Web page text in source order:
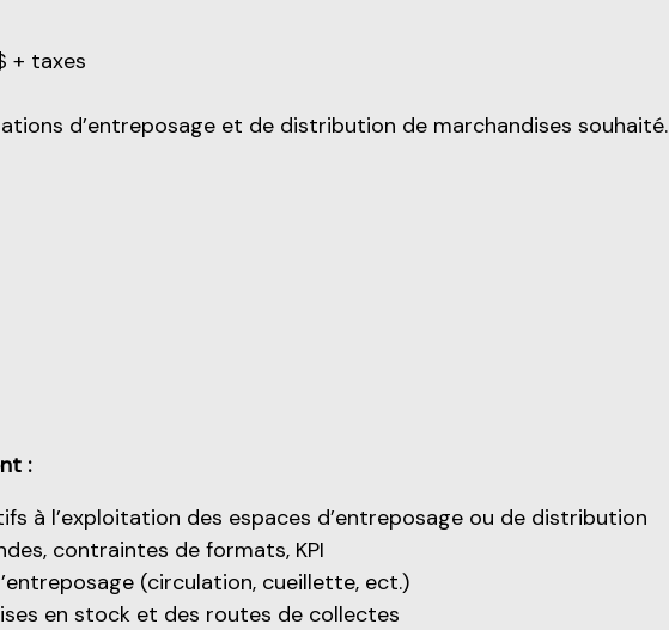
+ taxes
d’entreposage et de distribution de marchandises souhaité.
:
à l’exploitation des espaces d’entreposage ou de distribution
contraintes de formats, KPI
(circulation, cueillette, ect.)
en stock et des routes de collectes